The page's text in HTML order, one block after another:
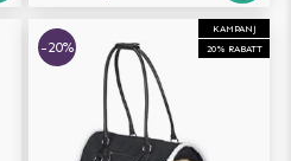
KAMPANJ
20% RABATT
-20%